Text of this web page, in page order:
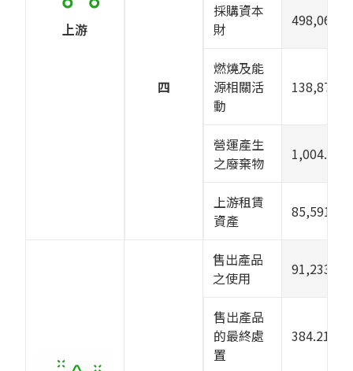
上游
四
採購資本
財
燃燒及能
源相關活
動
營運產生
之廢棄物
上游租賃
資產
售出產品
之使用
售出產品
的最終處
置
384.2152